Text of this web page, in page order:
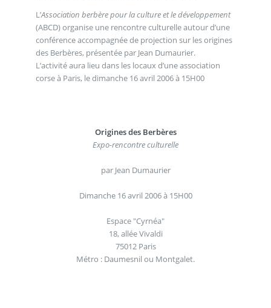
L’Association berbère pour la culture et le développement
(ABCD) organise une rencontre culturelle autour d’une
conférence accompagnée de projection sur les origines
des Berbères, présentée par Jean Dumaurier.
L’activité aura lieu dans les locaux d’une association
corse à Paris, le dimanche 16 avril 2006 à 15H00
Origines des Berbères
Expo-rencontre culturelle
par Jean Dumaurier
Dimanche 16 avril 2006 à 15H00
Espace "Cyrnéa"
18, allée Vivaldi
75012 Paris
Métro : Daumesnil ou Montgalet.